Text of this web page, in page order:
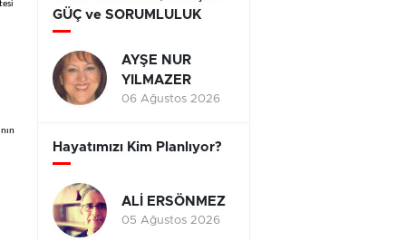
GÜÇ ve SORUMLULUK
AYŞE NUR
YILMAZER
06 Ağustos 2026
Hayatımızı Kim Planlıyor?
ALİ ERSÖNMEZ
05 Ağustos 2026